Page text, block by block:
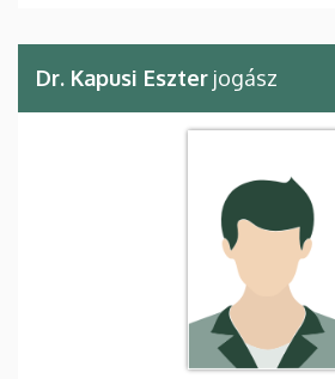
Dr. Kapusi Eszter jogász